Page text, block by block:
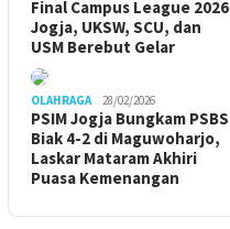
Final Campus League 2026
Jogja, UKSW, SCU, dan
USM Berebut Gelar
OLAHRAGA 28/02/2026
PSIM Jogja Bungkam PSBS
Biak 4-2 di Maguwoharjo,
Laskar Mataram Akhiri
Puasa Kemenangan